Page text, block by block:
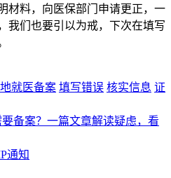
材料，向医保部门申请更正，一
我们也要引以为戒，下次在填写
就医备案 填写错误 核实信息 证
要备案？一篇文章解读疑虑，看
通知